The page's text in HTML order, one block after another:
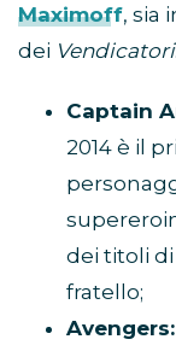
Maximoff, sia
dei Vendicatori:
Captain
2014 è il
dei titoli
fratello;